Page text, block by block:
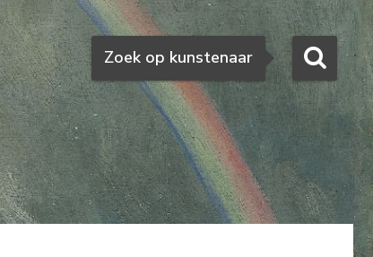
Zoeken
Zoek op kunstenaar